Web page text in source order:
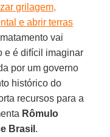
grilagem,
e abrir terras
vai
e é difícil imaginar
por um governo
histórico do
recursos para a
Rômulo
Brasil .